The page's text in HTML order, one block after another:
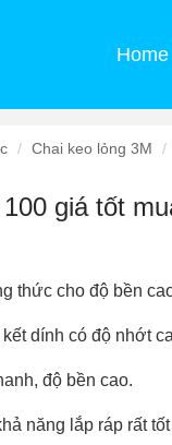
giá tốt
thức cho độ bền
dính có độ nhớt
độ bền cao.
năng lắp ráp rất
Home
Chai keo lỏng 3M